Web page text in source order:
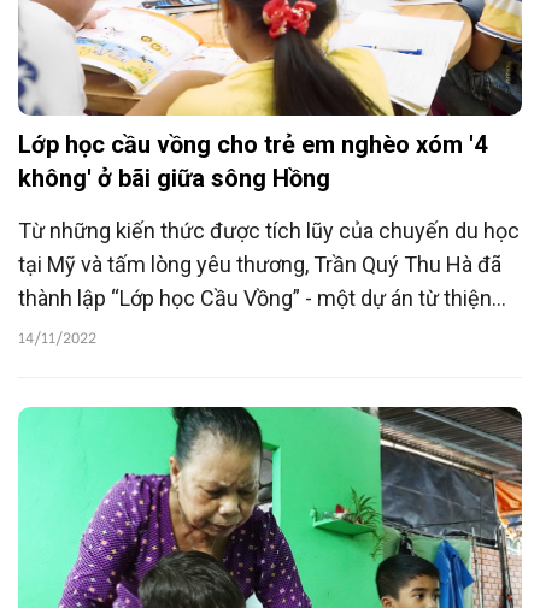
Lớp học cầu vồng cho trẻ em nghèo xóm '4
không' ở bãi giữa sông Hồng
Từ những kiến thức được tích lũy của chuyến du học
tại Mỹ và tấm lòng yêu thương, Trần Quý Thu Hà đã
thành lập “Lớp học Cầu Vồng” - một dự án từ thiện
phi lợi nhuận nhằm lan tỏa tri thức, giúp đỡ những trẻ
14/11/2022